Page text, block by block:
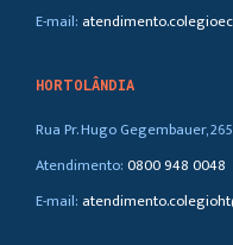
E-mail:
HORTOLÂNDIA
Rua Pr. Hugo Gegembauer,
Atendimento:0800 948 0048
E-mail: